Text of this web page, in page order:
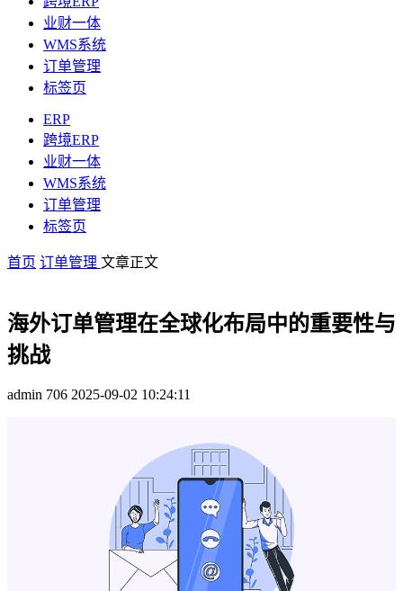
业财一体
WMS系统
订单管理
标签页
ERP
跨境ERP
业财一体
WMS系统
订单管理
标签页
首页 订单管理 文章正文
海外订单管理在全球化布局中的重要性与
挑战
admin 706 2025-09-02 10:24:11